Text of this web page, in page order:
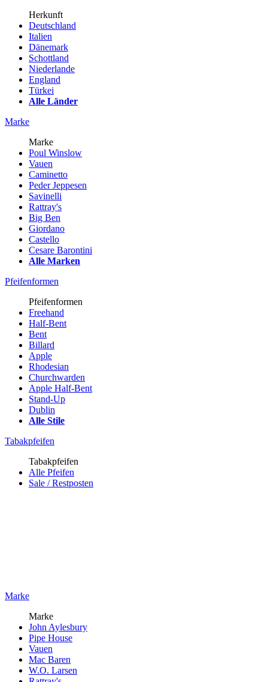
Herkunft
Deutschland
Italien
Dänemark
Schottland
Niederlande
England
Türkei
Alle Länder
Marke
Marke
Poul Winslow
Vauen
Caminetto
Peder Jeppesen
Savinelli
Rattray's
Big Ben
Giordano
Castello
Cesare Barontini
Alle Marken
Pfeifenformen
Pfeifenformen
Freehand
Half-Bent
Bent
Billard
Apple
Rhodesian
Churchwarden
Apple Half-Bent
Stand-Up
Dublin
Alle Stile
Tabakpfeifen
Tabakpfeifen
Alle Pfeifen
Sale / Restposten
Marke
Marke
John Aylesbury
Pipe House
Vauen
Mac Baren
W.O. Larsen